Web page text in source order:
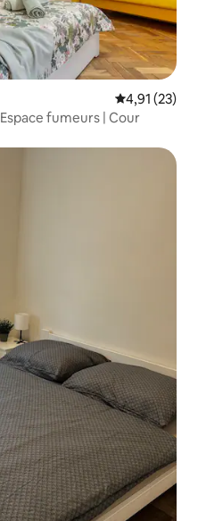
Évaluation
4,91 (23)
fumeurs | Cour